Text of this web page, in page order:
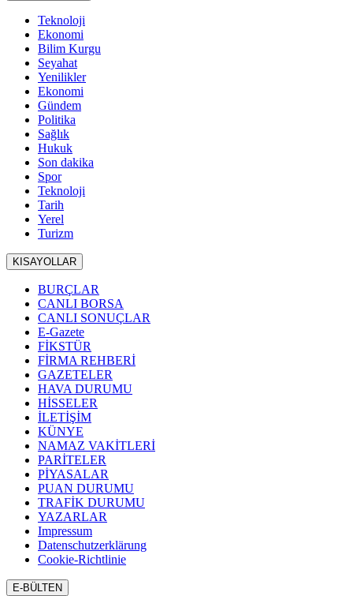
Teknoloji
Ekonomi
Bilim Kurgu
Seyahat
Yenilikler
Ekonomi
Gündem
Politika
Sağlık
Hukuk
Son dakika
Spor
Teknoloji
Tarih
Yerel
Turizm
KISAYOLLAR
BURÇLAR
CANLI BORSA
CANLI SONUÇLAR
E-Gazete
FİKSTÜR
FİRMA REHBERİ
GAZETELER
HAVA DURUMU
HİSSELER
İLETİŞİM
KÜNYE
NAMAZ VAKİTLERİ
PARİTELER
PİYASALAR
PUAN DURUMU
TRAFİK DURUMU
YAZARLAR
Impressum
Datenschutzerklärung
Cookie-Richtlinie
E-BÜLTEN